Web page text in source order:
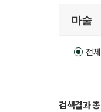
전체
검색결과 총